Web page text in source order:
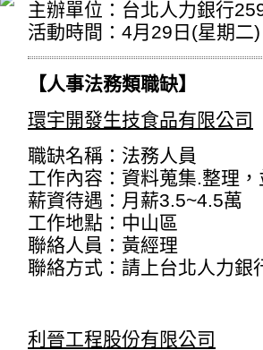
主辦單位：台北人力銀行
活動時間：4月29日(星期
【人事法務類職缺】
環宇開發生技食品有限公司
職缺名稱：法務人員
工作內容：資料蒐集.整理
薪資待遇：月薪3.5~4.5萬
工作地點：中山區
聯絡人員：黃經理
聯絡方式： 請上台北人力銀
利晉工程股份有限公司